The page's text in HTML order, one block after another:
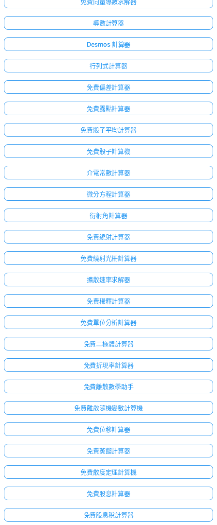
導數計算器
Desmos 計算器
行列式計算器
免費偏差計算器
免費露點計算器
免費骰子平均計算器
免費骰子計算機
介電常數計算器
微分方程計算器
衍射角計算器
免費繞射計算器
免費繞射光柵計算器
擴散速率求解器
免費稀釋計算器
免費單位分析計算器
免費二極體計算器
免費折現率計算器
免費離散數學助手
免費離散隨機變數計算機
免費位移計算器
免費蒸餾計算器
免費散度定理計算機
免費股息計算器
免費股息稅計算器